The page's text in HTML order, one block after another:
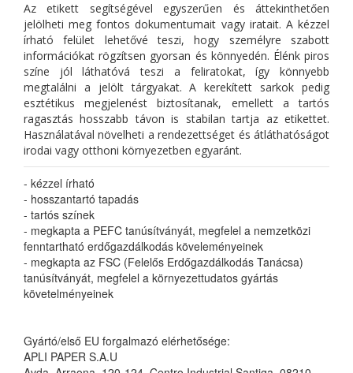
Az etikett segítségével egyszerűen és áttekinthetően
jelölheti meg fontos dokumentumait vagy iratait. A kézzel
írható felület lehetővé teszi, hogy személyre szabott
információkat rögzítsen gyorsan és könnyedén. Élénk piros
színe jól láthatóvá teszi a feliratokat, így könnyebb
megtalálni a jelölt tárgyakat. A kerekített sarkok pedig
esztétikus megjelenést biztosítanak, emellett a tartós
ragasztás hosszabb távon is stabilan tartja az etikettet.
Használatával növelheti a rendezettséget és átláthatóságot
irodai vagy otthoni környezetben egyaránt.
- kézzel írható
- hosszantartó tapadás
- tartós színek
- megkapta a PEFC tanúsítványát, megfelel a nemzetközi
fenntartható erdőgazdálkodás köveleményeinek
- megkapta az FSC (Felelős Erdőgazdálkodás Tanácsa)
tanúsítványát, megfelel a környezettudatos gyártás
követelményeinek
Gyártó/első EU forgalmazó elérhetősége:
APLI PAPER S.A.U